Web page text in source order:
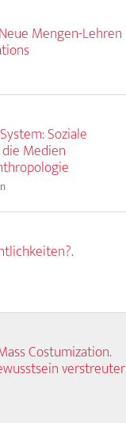
Mengen-Lehren
Soziale
Medien
Costumization.
verstreuter